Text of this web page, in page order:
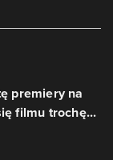
premiery na
filmu trochę...